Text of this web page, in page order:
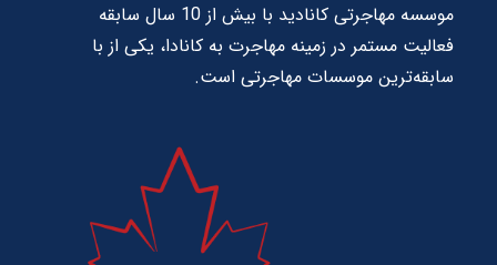
موسسه مهاجرتی کانادید با بیش از 10 سال سابقه
فعالیت مستمر در زمینه مهاجرت به کانادا، یکی از با
سابقه‌ترین موسسات مهاجرتی است.